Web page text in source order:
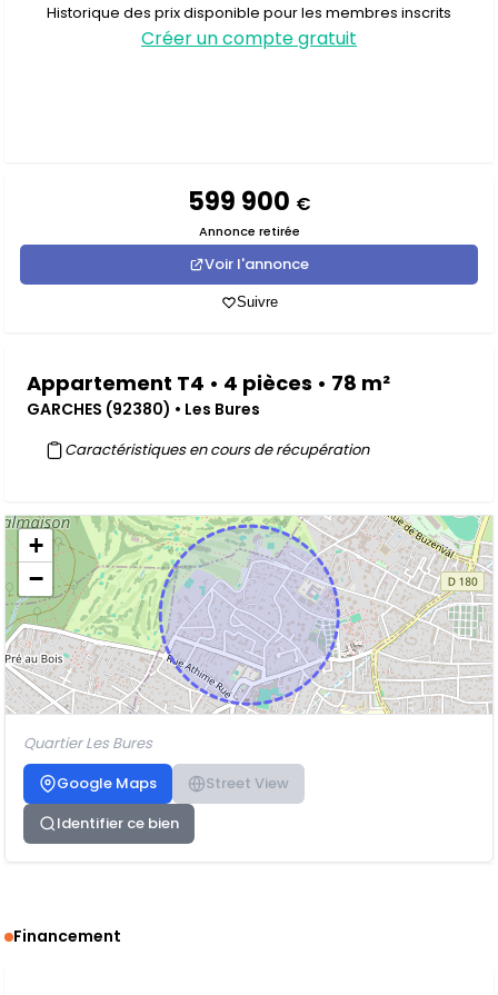
Historique des prix disponible pour les membres inscrits
Créer un compte gratuit
599 900 €
Annonce retirée
Voir l'annonce
Suivre
Appartement T4 • 4 pièces • 78 m²
GARCHES (92380) • Les Bures
Caractéristiques en cours de récupération
+
−
Quartier Les Bures
Google Maps
Street View
Identifier ce bien
Financement